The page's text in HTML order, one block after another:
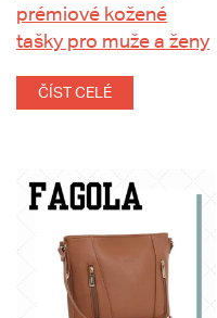
prémiové kožené
tašky pro muže a ženy
ČÍST CELÉ